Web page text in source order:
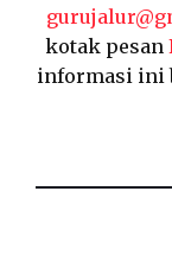
kotak pesan
informasi ini